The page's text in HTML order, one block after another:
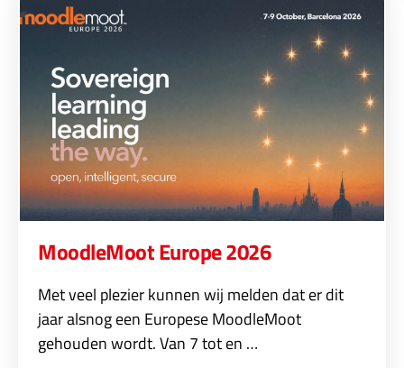
MoodleMoot Europe 2026
Met veel plezier kunnen wij melden dat er dit
jaar alsnog een Europese MoodleMoot
gehouden wordt. Van 7 tot en …